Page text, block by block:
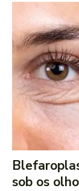
sob os